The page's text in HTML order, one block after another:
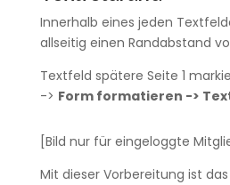
Innerhalb eines jeden
allseitig einen Randabstand
Textfeld spätere Seite 1
-> Form formatieren ->
[Bild nur für eingeloggte
Mit dieser Vorbereitung ist